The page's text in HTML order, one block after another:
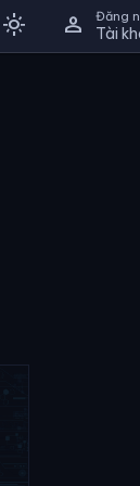
light_mode person Đăng
Tài